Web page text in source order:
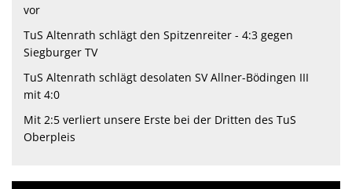
vor
TuS Altenrath schlägt den Spitzenreiter - 4:3 gegen
Siegburger TV
TuS Altenrath schlägt desolaten SV Allner-Bödingen III
mit 4:0
Mit 2:5 verliert unsere Erste bei der Dritten des TuS
Oberpleis